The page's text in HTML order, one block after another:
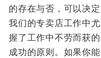
的存在与否，可以决
我们的专卖店工作中
握了工作中不劳而获
成功的原则。如果你